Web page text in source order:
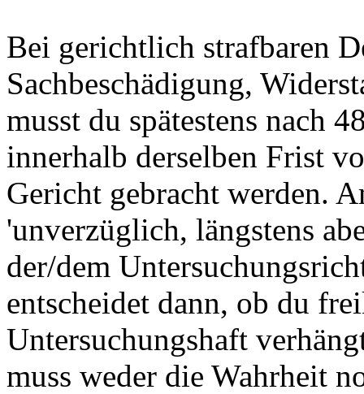
Bei gerichtlich strafbaren
Sachbeschädigung,
musst du spätestens nach
innerhalb derselben Frist
Gericht gebracht werden.
'unverzüglich, längstens
der/dem
entscheidet dann, ob du
Untersuchungshaft
muss weder die Wahrheit